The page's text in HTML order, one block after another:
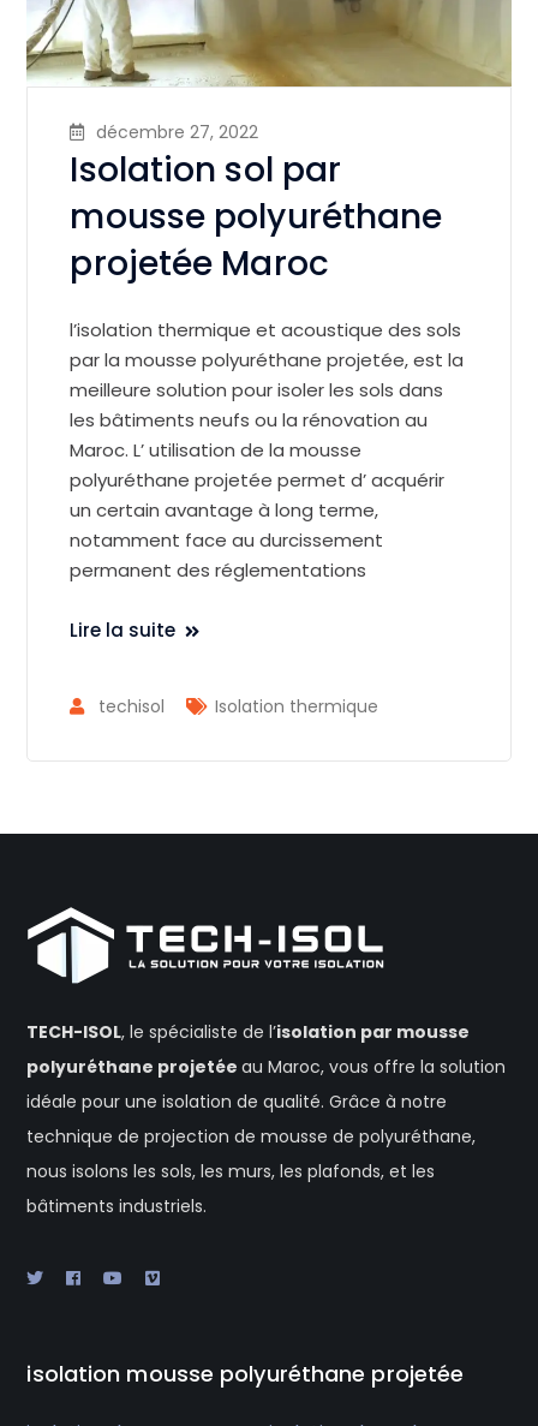
décembre 27, 2022
Isolation sol par
mousse polyuréthane
projetée Maroc
l’isolation thermique et acoustique des sols
par la mousse polyuréthane projetée, est la
meilleure solution pour isoler les sols dans
les bâtiments neufs ou la rénovation au
Maroc. L’ utilisation de la mousse
polyuréthane projetée permet d’ acquérir
un certain avantage à long terme,
notamment face au durcissement
permanent des réglementations
Lire la suite
techisol Isolation thermique
TECH-ISOL, le spécialiste de l’isolation par mousse
polyuréthane projetéeau Maroc, vous offre la solution
idéale pour une isolation de qualité. Grâce à notre
technique de projection de mousse de polyuréthane,
nous isolons les sols, les murs, les plafonds, et les
bâtiments industriels.
isolation mousse polyuréthane projetée